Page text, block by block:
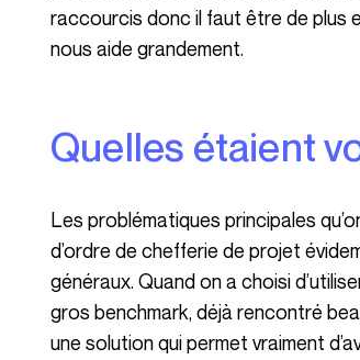
raccourcis donc il faut être de plus
nous aide grandement.
Quelles étaient
Les problématiques principales qu’on rencontrait avant de d’utiliser Furious c’était des soucis plutôt
d’ordre de chefferie de projet
généraux. Quand on a choisi
gros benchmark, déjà rencontré
une solution qui permet vraiment